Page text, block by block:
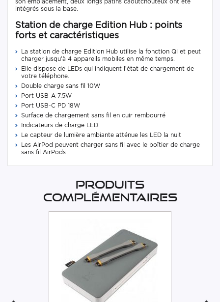
intégrés sous la base.
Station de charge Edition Hub : points
forts et caractéristiques
La station de charge Edition Hub utilise la fonction Qi et peut
charger jusqu’à 4 appareils mobiles en même temps.
Elle dispose de LEDs qui indiquent l’état de chargement de
votre téléphone.
Double charge sans fil 10W
Port USB-A 7.5W
Port USB-C PD 18W
Surface de chargement sans fil en cuir rembourré
Indicateurs de charge LED
Le capteur de lumière ambiante atténue les LED la nuit
Les AirPod peuvent charger sans fil avec le boîtier de charge
sans fil AirPods
Produits
complémentaires